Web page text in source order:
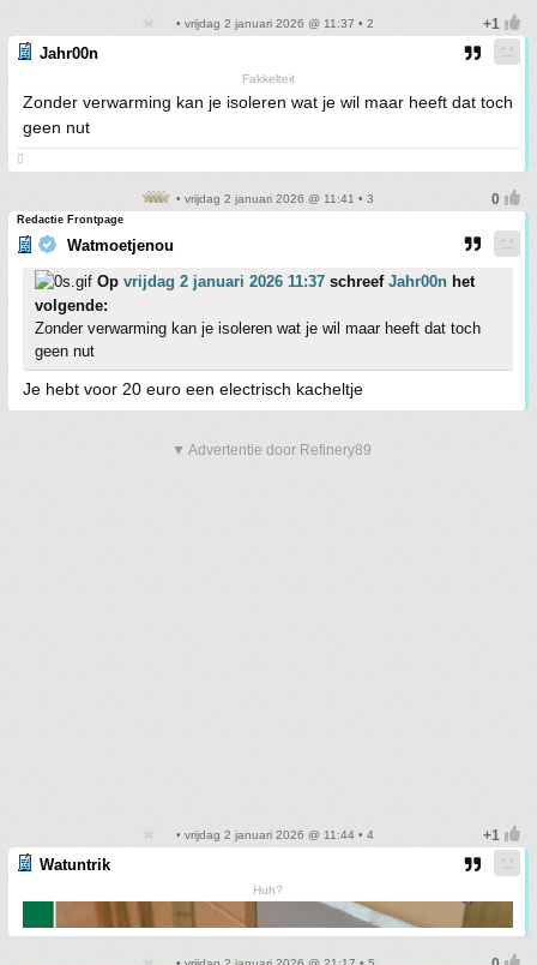
• vrijdag 2 januari 2026 @ 11:37 • 2
Jahr00n
Fakkelteit
Zonder verwarming kan je isoleren wat je wil maar heeft dat toch
geen nut

• vrijdag 2 januari 2026 @ 11:41 • 3
Redactie Frontpage
Watmoetjenou
Op vrijdag 2 januari 2026 11:37 schreef Jahr00n het
volgende:
Zonder verwarming kan je isoleren wat je wil maar heeft dat toch
geen nut
Je hebt voor 20 euro een electrisch kacheltje
▼ Advertentie door Refinery89
• vrijdag 2 januari 2026 @ 11:44 • 4
Watuntrik
Huh?